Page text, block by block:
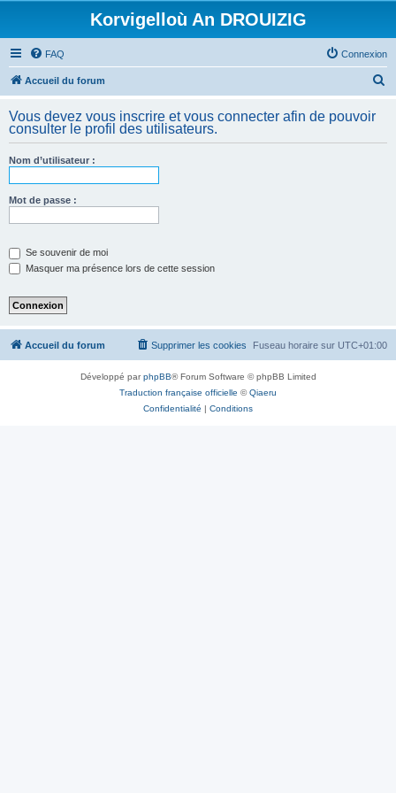
Korvigelloù An DROUIZIG
FAQ Connexion
Accueil du forum
h
Vous devez vous inscrire et vous connecter afin de pouvoir
consulter le profil des utilisateurs.
Nom d’utilisateur :
Mot de passe :
Se souvenir de moi
Masquer ma présence lors de cette session
Accueil du forum Fuseau horaire sur UTC+01:00
Supprimer les cookies
Développé parphpBB® Forum Software © phpBB Limited
Traduction française officielle ©Qiaeru
Confidentialité | Conditions